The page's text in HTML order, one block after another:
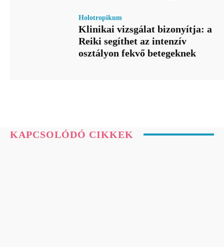
Holotropikum
Klinikai vizsgálat bizonyítja: a
Reiki segíthet az intenzív
osztályon fekvő betegeknek
KAPCSOLÓDÓ CIKKEK